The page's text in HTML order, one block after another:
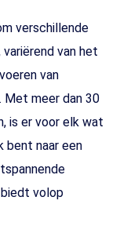
verschillende
van het
van
Met meer dan 30
is er voor elk wat
bent naar een
volop